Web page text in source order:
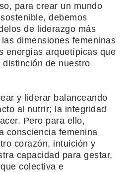
para crear un mundo
debemos
de liderazgo más
dimensiones femeninas
energías arquetípicas que
de nuestro
y liderar balanceando
al nutrir; la integridad
Pero para ello,
consciencia femenina
corazón, intuición y
capacidad para gestar,
que colectiva e